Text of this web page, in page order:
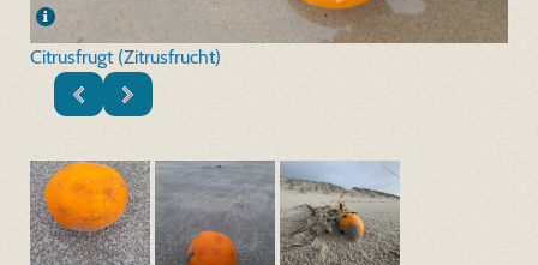
Citrusfrugt (Zitrusfrucht)